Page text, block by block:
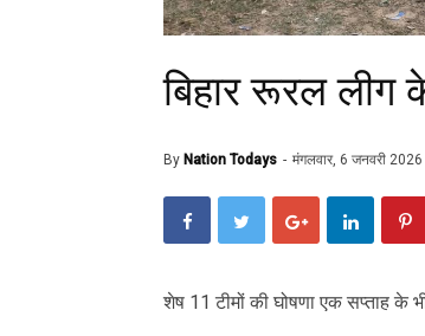
बिहार रूरल लीग
By Nation Todays मंगलवार, 6 जनवरी 2026
शेष 11 टीमों की घोषणा एक सप्ताह के